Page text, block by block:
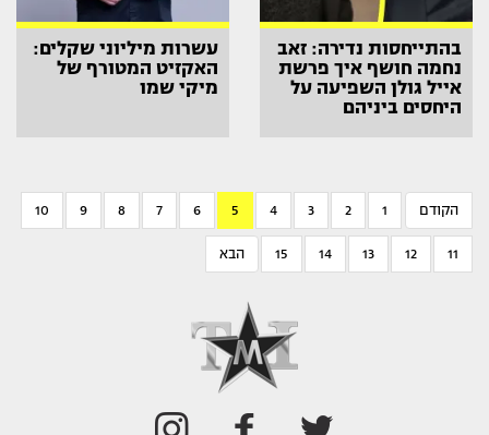
בהתייחסות נדירה: זאב
נחמה חושף איך פרשת
אייל גולן השפיעה על
היחסים ביניהם
עשרות מיליוני שקלים:
האקזיט המטורף של
מיקי שמו
הקודם 1
2
3
4
5
6
7
8
9
10
11
12
13
14
15 הבא